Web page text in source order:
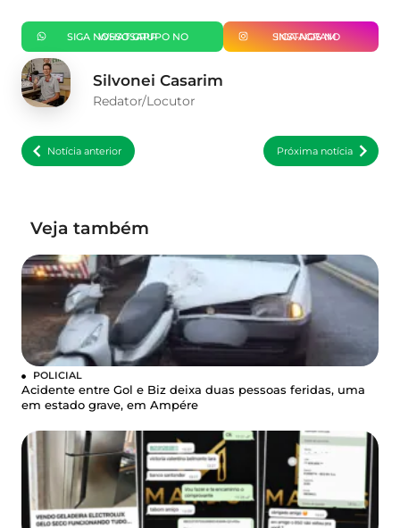
SIGA NOSSO GRUPO NO WHATSAPP SIGA-NOS NO INSTAGRAM
Silvonei Casarim
Redator/Locutor
Notícia anterior Próxima notícia
Veja também
POLICIAL
Acidente entre Gol e Biz deixa duas pessoas feridas, uma
em estado grave, em Ampére